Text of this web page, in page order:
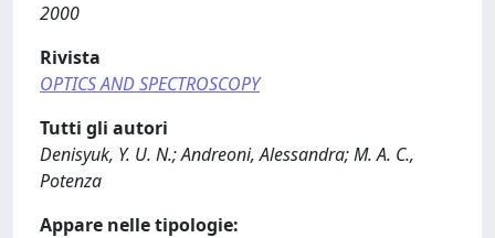
2000
Rivista
OPTICS AND SPECTROSCOPY
Tutti gli autori
Denisyuk, Y. U. N.; Andreoni, Alessandra; M. A. C.,
Potenza
Appare nelle tipologie: